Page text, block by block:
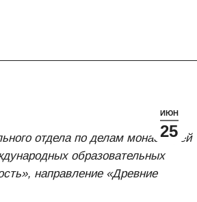
ИЮН
25
отдела по делам монастырей
образовательных
направление «Древние